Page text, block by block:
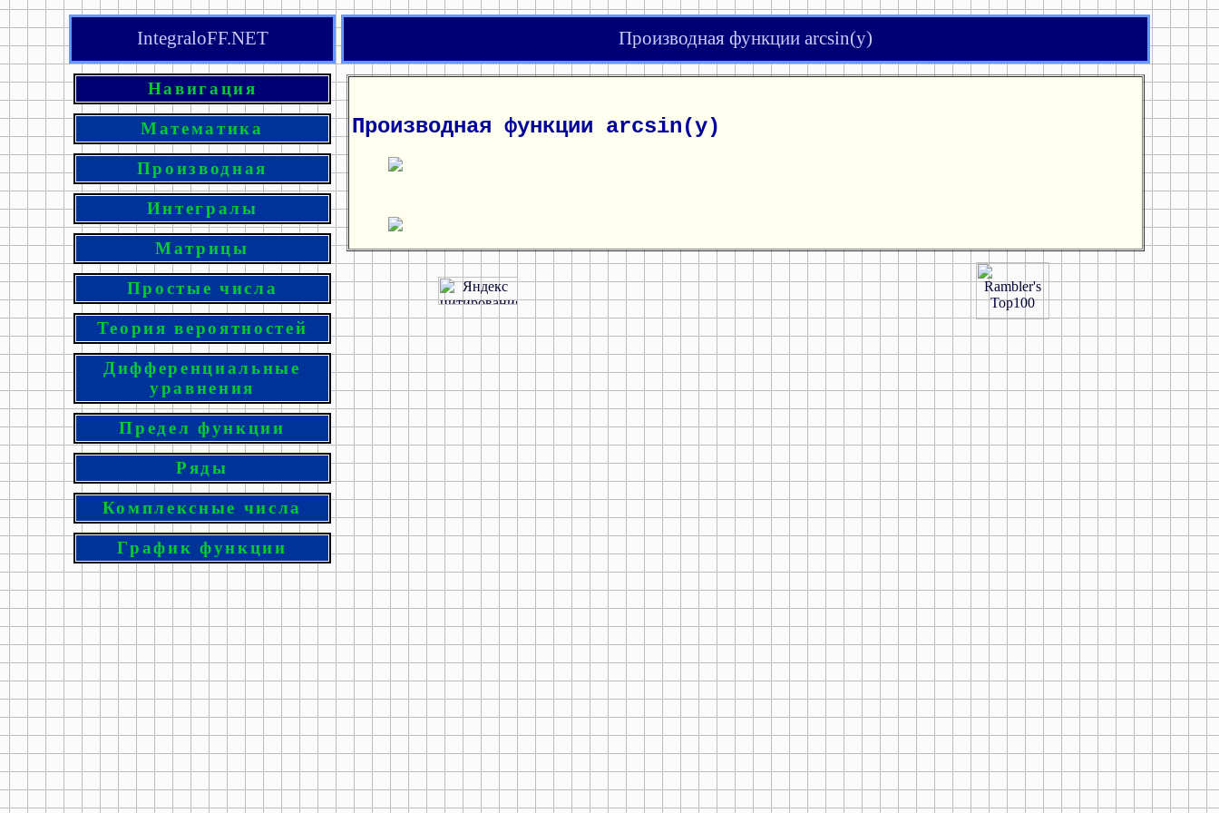
IntegraloFF.NET Производная функции arcsin(y)
Навигация
Математика
Производная
Интегралы
Матрицы
Простые числа
Теория вероятностей
Дифференциальные
уравнения
Предел функции
Ряды
Комплексные числа
График функции
Производная функции arcsin(y)